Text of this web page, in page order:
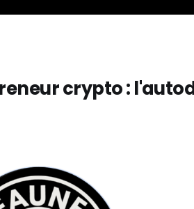
crypto :